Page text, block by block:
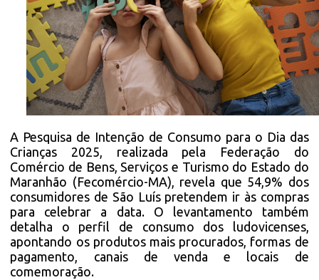
A Pesquisa de Intenção de Consumo para o Dia das
Crianças 2025, realizada pela Federação do
Comércio de Bens, Serviços e Turismo do Estado do
Maranhão (Fecomércio-MA), revela que 54,9% dos
consumidores de São Luís pretendem ir às compras
para celebrar a data. O levantamento também
detalha o perfil de consumo dos ludovicenses,
apontando os produtos mais procurados, formas de
pagamento, canais de venda e locais de
comemoração.